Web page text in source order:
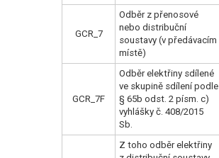
GCR_7
Odběr z přenosové
nebo distribuční
soustavy (v předávacím
místě)
GCR_7F
Odběr elektřiny sdílené
ve skupině sdílení podle
§ 65b odst. 2 písm. c)
vyhlášky č. 408/2015
Sb.
Z toho odběr elektřiny